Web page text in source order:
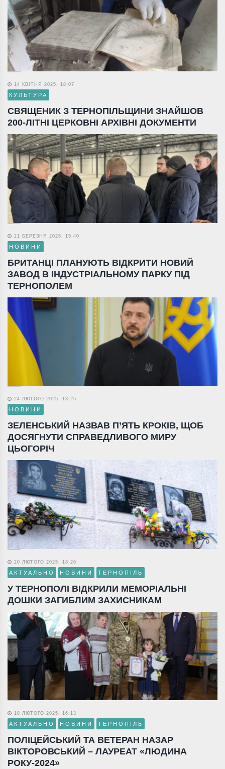
14 КВІТНЯ 2025, 18:07
КУЛЬТУРА
СВЯЩЕНИК З ТЕРНОПІЛЬЩИНИ ЗНАЙШОВ
200-ЛІТНІ ЦЕРКОВНІ АРХІВНІ ДОКУМЕНТИ
21 БЕРЕЗНЯ 2025, 15:40
НОВИНИ
БРИТАНЦІ ПЛАНУЮТЬ ВІДКРИТИ НОВИЙ
ЗАВОД В ІНДУСТРІАЛЬНОМУ ПАРКУ ПІД
ТЕРНОПОЛЕМ
24 ЛЮТОГО 2025, 13:25
НОВИНИ
ЗЕЛЕНСЬКИЙ НАЗВАВ П’ЯТЬ КРОКІВ, ЩОБ
ДОСЯГНУТИ СПРАВЕДЛИВОГО МИРУ
ЦЬОГОРІЧ
20 ЛЮТОГО 2025, 18:26
АКТУАЛЬНО НОВИНИ ТЕРНОПІЛЬ
У ТЕРНОПОЛІ ВІДКРИЛИ МЕМОРІАЛЬНІ
ДОШКИ ЗАГИБЛИМ ЗАХИСНИКАМ
18 ЛЮТОГО 2025, 16:13
АКТУАЛЬНО НОВИНИ ТЕРНОПІЛЬ
ПОЛІЦЕЙСЬКИЙ ТА ВЕТЕРАН НАЗАР
ВІКТОРОВСЬКИЙ – ЛАУРЕАТ «ЛЮДИНА
РОКУ-2024»